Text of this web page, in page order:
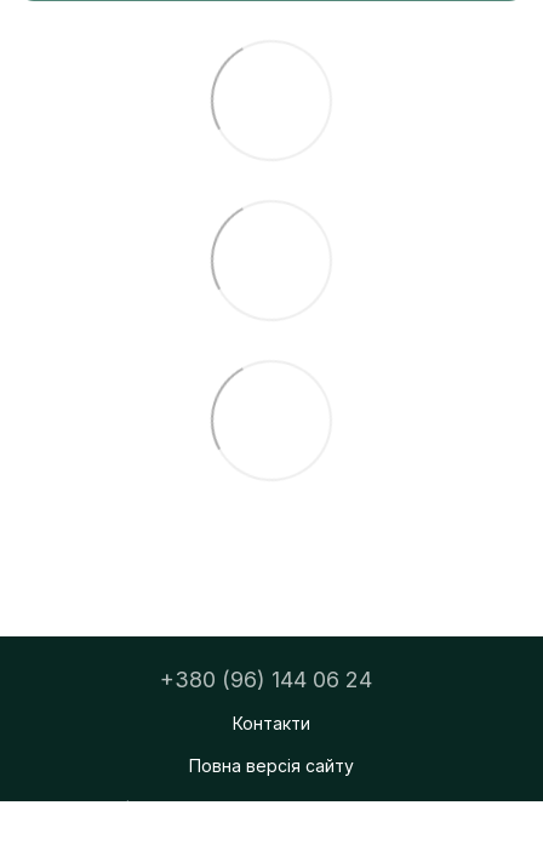
+380 (96) 144 06 24
Контакти
Повна версія сайту
ФОП Тацюк Дмитро Мирославович